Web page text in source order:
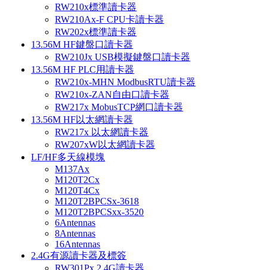
RW210x標準讀卡器
RW210Ax-F CPU卡讀卡器
RW202x標準讀卡器
13.56M HF鍵盤口讀卡器
RW210Jx USB模擬鍵盤口讀卡器
13.56M HF PLC用讀卡器
RW210x-MHN ModbusRTU讀卡器
RW210x-ZAN自由口讀卡器
RW217x MobusTCP網口讀卡器
13.56M HF以太網讀卡器
RW217x 以太網讀卡器
RW207xW以太網讀卡器
LF/HF多天線模塊
M137Ax
M120T2Cx
M120T4Cx
M120T2BPCSx-3618
M120T2BPCSxx-3520
6Antennas
8Antennas
16Antennas
2.4G有源讀卡器及標簽
RW301Px 2.4G讀卡器